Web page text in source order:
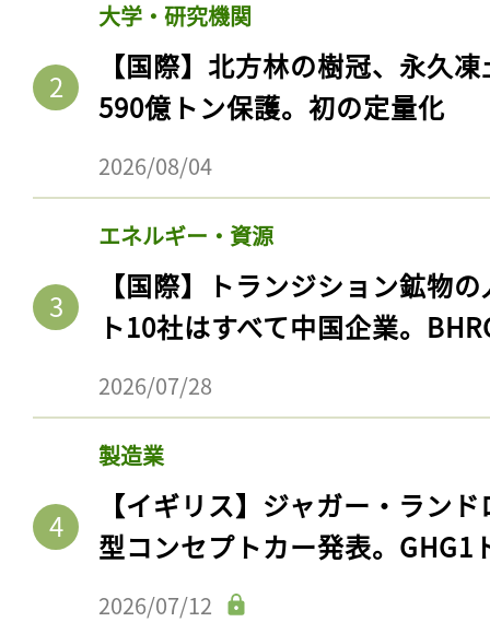
大学・研究機関
【国際】北方林の樹冠、永久
590億トン保護。初の定量化
2026/08/04
エネルギー・資源
【国際】トランジション鉱物
ト10社はすべて中国企業。
2026/07/28
製造業
【イギリス】ジャガー・ラン
型コンセプトカー発表。GHG1
2026/07/12